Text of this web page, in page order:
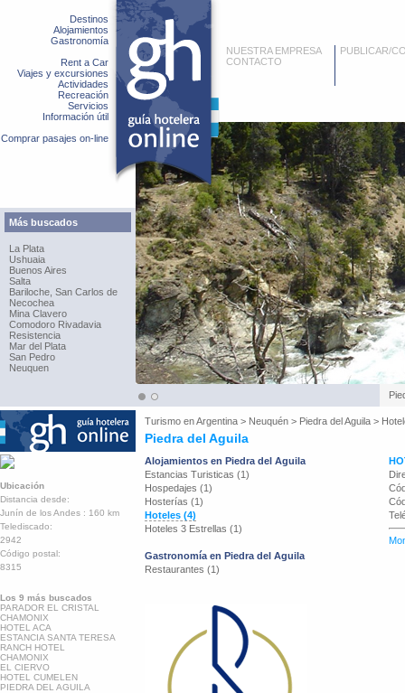
Destinos
Alojamientos
Gastronomía
Rent a Car
Viajes y excursiones
Actividades
Recreación
Servicios
Información útil
Comprar pasajes on-line
Más buscados
La Plata
Ushuaia
Buenos Aires
Salta
Bariloche, San Carlos de
Necochea
Mina Clavero
Comodoro Rivadavia
Resistencia
Mar del Plata
San Pedro
Neuquen
NUESTRA EMPRESA
CONTACTO
PUBLICAR/
Turismo enArgentina > Neuquén > Piedra del Aguila >
Piedra del Aguila
Ubicación
Distancia desde:
Junín de los Andes : 160 km
Telediscado:
2942
Código postal:
8315
Los 9 más buscados
PARADOR EL CRISTAL
CHAMONIX
HOTEL ACA
ESTANCIA SANTA TERESA
RANCH HOTEL
CHAMONIX
EL CIERVO
HOTEL CUMELEN
PIEDRA DEL AGUILA
Alojamientos en Piedra del Aguila
Estancias Turisticas (1)
Hospedajes (1)
Hosterías (1)
Hoteles (4)
Hoteles 3 Estrellas (1)
Gastronomía en Piedra del Aguila
Restaurantes (1)